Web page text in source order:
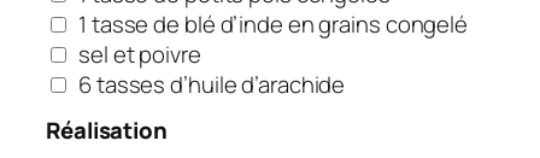
1 tasse de blé d’inde en grains congelé
sel et poivre
6 tasses d’huile d’arachide
Réalisation